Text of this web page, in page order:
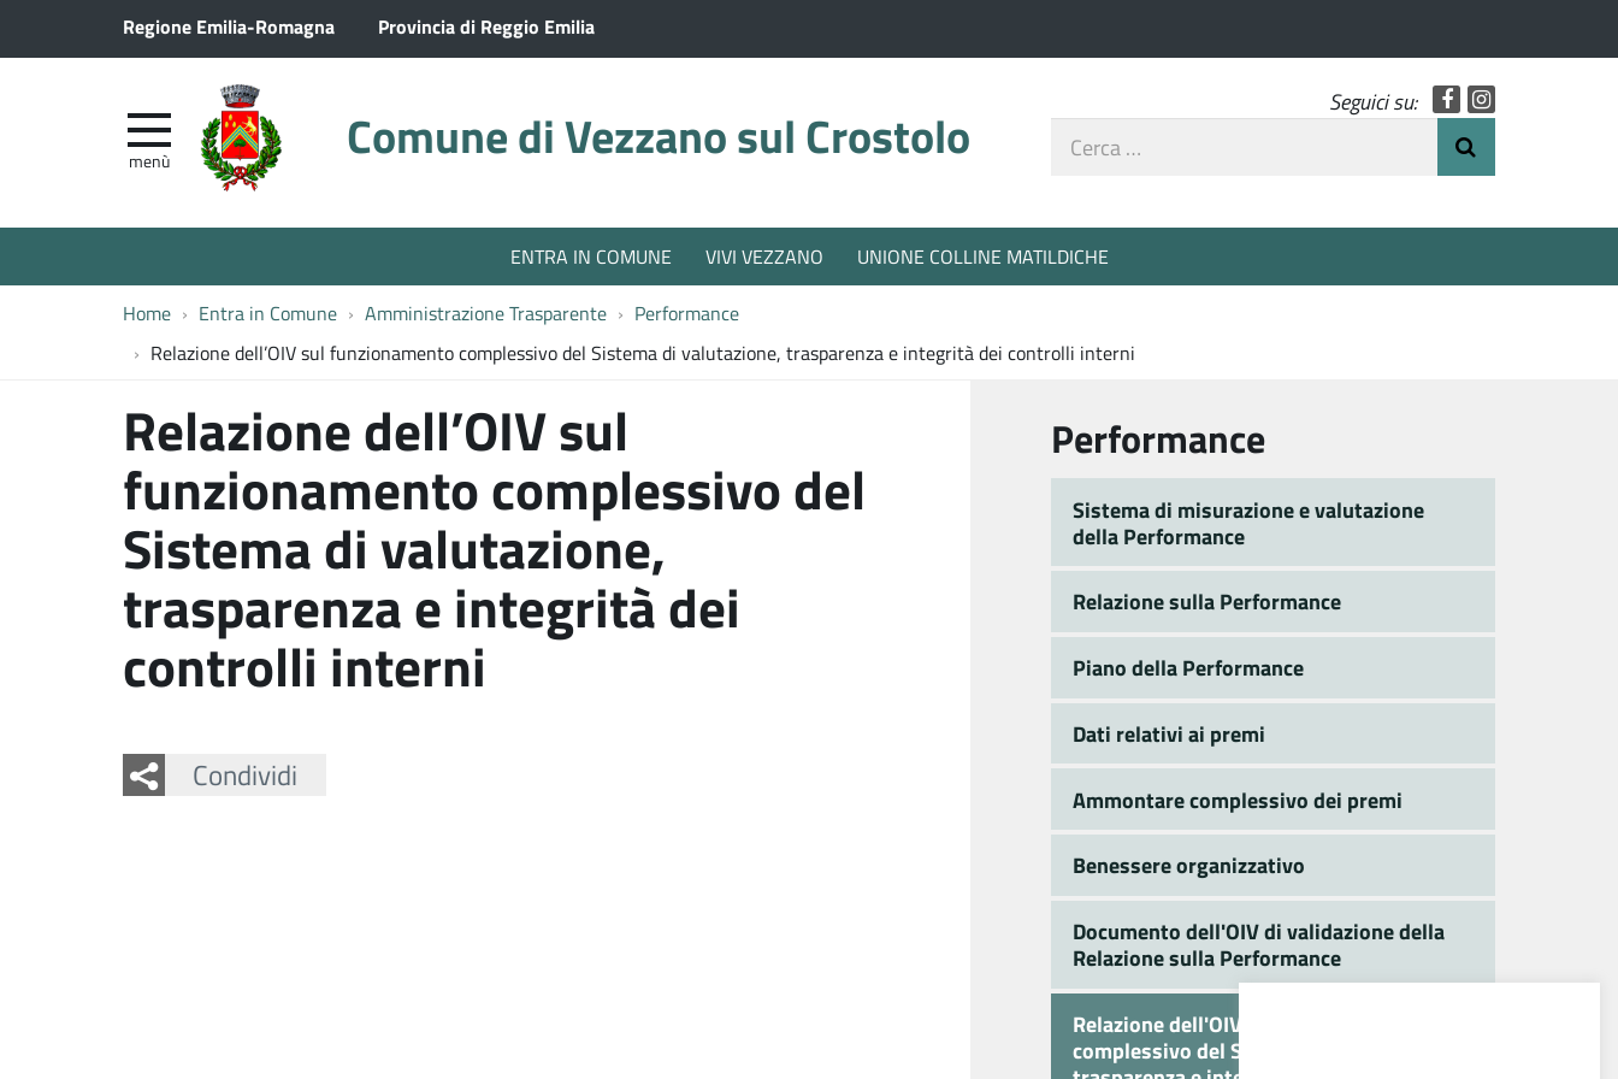
Regione Emilia-Romagna Provincia di Reggio Emilia
Comune di Vezzano sul Crostolo
menù
Seguici su: Facebook
Cerca
ENTRA IN COMUNE VIVI VEZZANO UNIONE COLLINE MATILDICHE
Home Entra in Comune Amministrazione Trasparente
Performance
Relazione dell’OIV sul funzionamento complessivo del Sistema di valutazione, trasparenza e integrità dei controlli interni
Relazione dell’OIV sul
funzionamento complessivo del
Sistema di valutazione,
trasparenza e integrità dei
controlli interni
Condividi
Facebook
Twitter
Whatsapp
Performance
Sistema di misurazione e valutazione
della Performance
Relazione sulla Performance
Piano della Performance
Dati relativi ai premi
Ammontare complessivo dei premi
Benessere organizzativo
Documento dell'OIV di validazione della
Relazione sulla Performance
Relazione dell'OIV sul funzionamento
complessivo del Sistema di valutazione,